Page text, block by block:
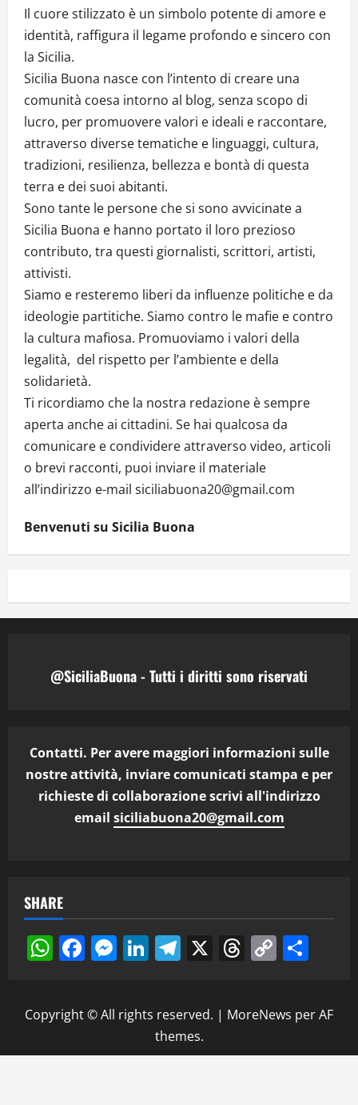
Il cuore stilizzato è un simbolo potente di amore e
identità, raffigura il legame profondo e sincero con
la Sicilia.
Sicilia Buona nasce con l’intento di creare una
comunità coesa intorno al blog, senza scopo di
lucro, per promuovere valori e ideali e raccontare,
attraverso diverse tematiche e linguaggi, cultura,
tradizioni, resilienza, bellezza e bontà di questa
terra e dei suoi abitanti.
Sono tante le persone che si sono avvicinate a
Sicilia Buona e hanno portato il loro prezioso
contributo, tra questi giornalisti, scrittori, artisti,
attivisti.
Siamo e resteremo liberi da influenze politiche e da
ideologie partitiche. Siamo contro le mafie e contro
la cultura mafiosa. Promuoviamo i valori della
legalità, del rispetto per l’ambiente e della
solidarietà.
Ti ricordiamo che la nostra redazione è sempre
aperta anche ai cittadini. Se hai qualcosa da
comunicare e condividere attraverso video, articoli
o brevi racconti, puoi inviare il materiale
all’indirizzo e-mail siciliabuona20@gmail.com
Benvenuti su Sicilia Buona
@SiciliaBuona - Tutti i diritti sono riservati
Contatti. Per avere maggiori informazioni sulle
nostre attività, inviare comunicati stampa e per
richieste di collaborazione scrivi all'indirizzo
email siciliabuona20@gmail.com
SHARE
WhatsApp
Facebook
Messenger
LinkedIn
Telegram
X Threads
Copy
Copyright © All rights reserved. | MoreNews per AF
themes.